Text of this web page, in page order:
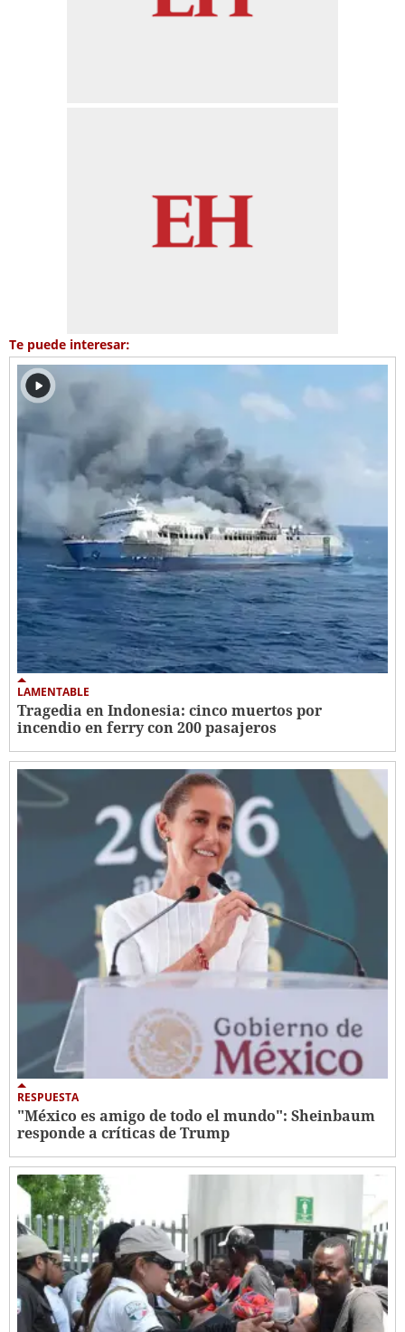
Te puede interesar:
LAMENTABLE
Tragedia en Indonesia: cinco muertos por
incendio en ferry con 200 pasajeros
RESPUESTA
"México es amigo de todo el mundo": Sheinbaum
responde a críticas de Trump